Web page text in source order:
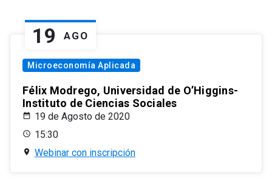
19 AGO
Microeconomía Aplicada
Félix Modrego, Universidad de O’Higgins-
Instituto de Ciencias Sociales
19 de Agosto de 2020
15:30
Webinar con inscripción